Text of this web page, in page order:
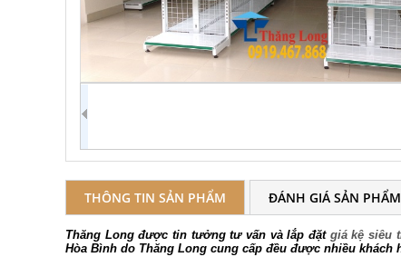
THÔNG TIN SẢN PHẨM ĐÁNH GIÁ SẢN PHẨM
Thăng Long được tin tưởng tư vấn và lắp đặt giá kệ siêu
Hòa Bình do Thăng Long cung cấp đều được nhiều